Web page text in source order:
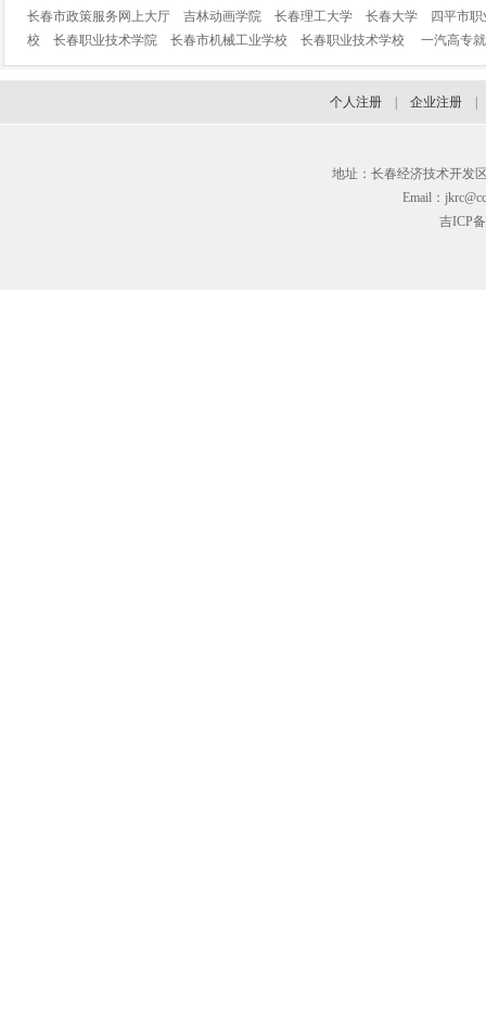
长春市政策服务网上大厅 吉林动画学院 长春理工大学 长春大学
四平市
校
长春职业技术学院 长春市机械工业学校 长春职业技术学校 一汽高专
个人注册 企业注册
地址：长春经济技术开发
Email：
吉ICP